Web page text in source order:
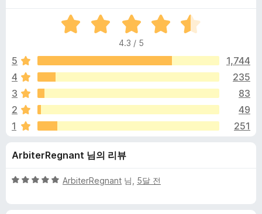
라
우
저
부
기
능
k
D
u
c
k
5
점
점
4
3
4.3 / 5
5
1,744
4
235
3
83
2
49
1
251
ArbiterRegnant 님의 리뷰
5
ArbiterRegnant 님, 5달 전